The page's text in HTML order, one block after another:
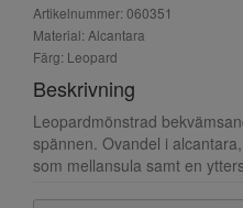
Artikelnummer: 060351
Material: Alcantara
Färg: Leopard
Beskrivning
Leopardmönstrad
spännen. Ovandel i
som mellansula samt en